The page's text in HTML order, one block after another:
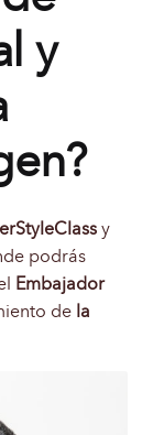
y
y
podrás
Embajador
de la